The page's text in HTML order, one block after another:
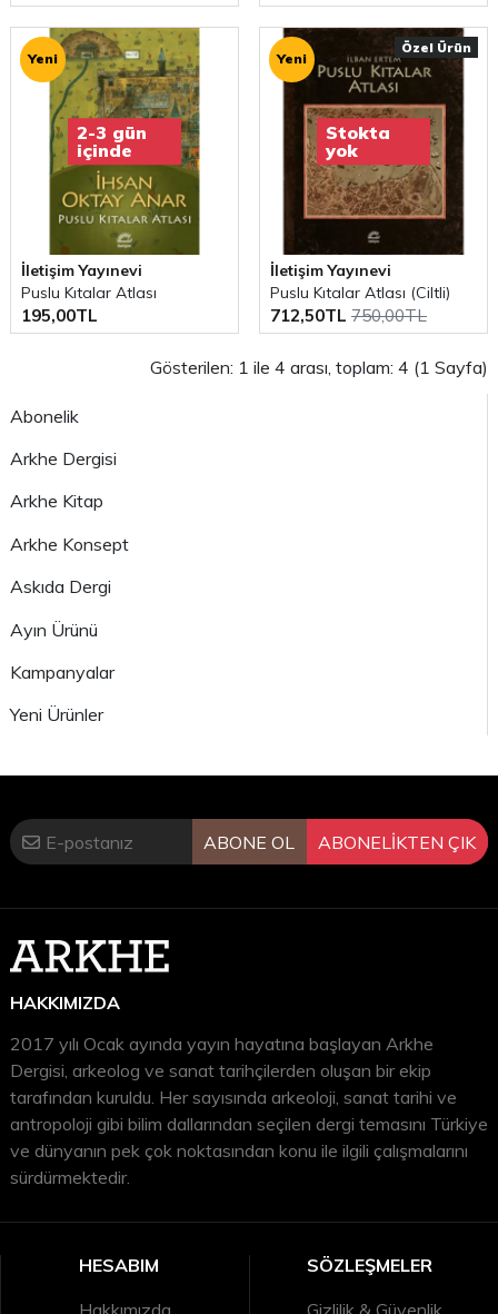
Abonelik
Arkhe Dergisi
Arkhe Kitap
Arkhe Konsept
Askıda Dergi
Ayın Ürünü
Kampanyalar
Yeni Ürünler
Yeni
2-3 gün
içinde
İletişim Yayınevi
Puslu Kıtalar Atlası
195,00TL
Özel Ürün
Yeni
Stokta
yok
İletişim Yayınevi
Puslu Kıtalar Atlası (Ciltli)
712,50TL 750,00TL
Gösterilen: 1 ile 4 arası, toplam: 4 (1 Sayfa)
ABONE OL ABONELİKTEN ÇIK
HAKKIMIZDA
2017 yılı Ocak ayında yayın hayatına başlayan Arkhe
Dergisi, arkeolog ve sanat tarihçilerden oluşan bir ekip
tarafından kuruldu. Her sayısında arkeoloji, sanat tarihi ve
antropoloji gibi bilim dallarından seçilen dergi temasını Türkiye
ve dünyanın pek çok noktasından konu ile ilgili çalışmalarını
sürdürmektedir.
HESABIM
Hakkımızda
SÖZLEŞMELER
Gizlilik & Güvenlik